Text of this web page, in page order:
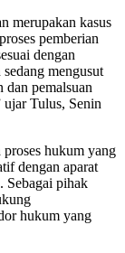
merupakan kasus
pemberian
dengan
mengusut
dan pemalsuan
ujar Tulus, Senin
hukum yang
dengan aparat
Sebagai pihak
hukum yang